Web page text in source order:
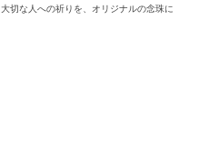
大切な人への祈りを、オリジナルの念珠に